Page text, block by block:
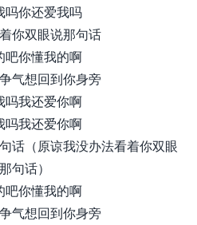
吗你还爱我吗
你双眼说那句话
吧你懂我的啊
气想回到你身旁
吗我还爱你啊
吗我还爱你啊
话（原谅我没办法看着你双眼
句话）
吧你懂我的啊
气想回到你身旁